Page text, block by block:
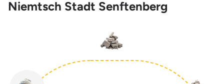
Niemtsch Stadt Senftenberg